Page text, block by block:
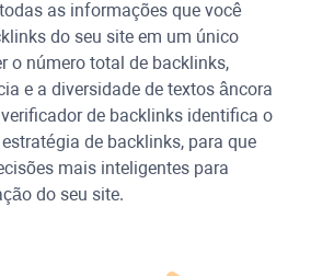
as informações que você
do seu site em um único
o número total de backlinks,
e a diversidade de textos âncora
de backlinks identifica o
de backlinks, para que
mais inteligentes para
do seu site.